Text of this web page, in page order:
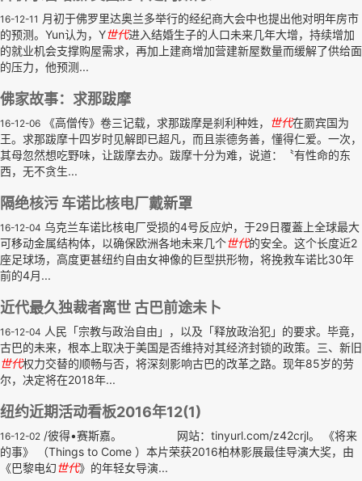
16-12-11 月初于佛罗里达奥兰多举行的经纪商大会中也提出他对明年房市
的预测。Yun认为，Y世代进入结婚生子的人口未来几年大增，持续增加
的就业机会支撑购屋需求，再加上建商增加营建新屋数量而缓解了供给面
的压力，他预测...
佛家故事：求那跋摩
16-12-06 《高僧传》卷三记载，求那跋摩是刹利种姓， 世代在罽宾国为
王。求那跋摩十四岁时见解即已超凡，而且崇德务善，懂得仁爱。一次，
其母忽然想吃野味，让跋摩去办。跋摩十分为难，说道：〝有性命的东
西，无不贪生...
隔绝核污 车诺比核电厂戴新罩
16-12-04 乌克兰车诺比核电厂受损的4号反应炉，于29日覆蓋上全球最大
可移动金属结构体，以确保欧洲各地未来几个世代的安全。这个长度近2
座足球场，高度更甚纽约自由女神像的巨型拱形物，将挽救车诺比30年
前的4月...
近代最久独裁者离世 古巴前途未卜
16-12-04 人民「宗教与政治自由」，以及「释放政治犯」的要求。毕竟，
古巴的未来，根本上取决于美国是否维持对其经济封锁的政策。三、新旧
世代权力交替的顺畅与否，将深刻影响古巴的改革之路。现年85岁的劳
尔，决定将在2018年...
纽约近期活动看板2016年12(1)
16-12-02 /彼得•赛斯嘉。 网站：tinyurl.com/z42crjl。 《将来
的事》 （Things to Come ）本片荣获2016柏林影展最佳导演大奖，由
《巴黎电幻世代》的年轻女导演...